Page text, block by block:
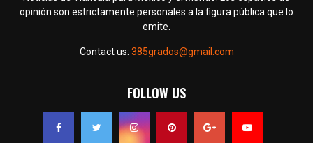
opinión son estrictamente personales a la figura pública que lo
emite.
Contact us: 385grados@gmail.com
FOLLOW US